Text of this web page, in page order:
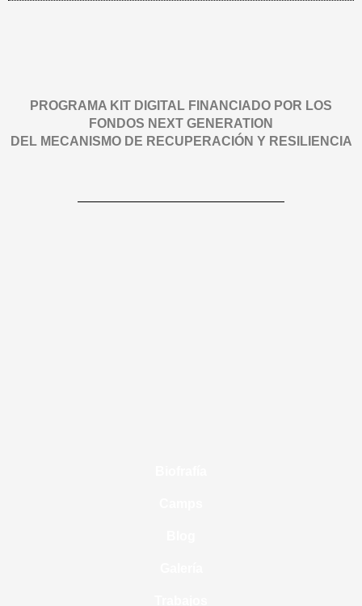
PROGRAMA KIT DIGITAL FINANCIADO POR LOS
FONDOS NEXT GENERATION
DEL MECANISMO DE RECUPERACIÓN Y RESILIENCIA